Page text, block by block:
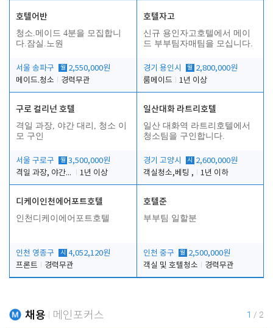
호텔어반
청소.메이드 4분을 모집합니
다.잠실.노원
서울 송파구 월 2,550,000원
메이드.청소
경력무관
호텔자고
신규 용인자고호텔에서 메이
드 부부팀자매팀을 모십니다.
경기 용인시 월 2,800,000원
룸메이드
1년 이상
구로 컬리넌 호텔
격일 과장, 야간 대리, 청소 이
모 구인
서울 구로구 월 3,500,000원
격일 과장, 야간 대리, 청소 이모
1년 이상
일산대화 라트리호텔
일산 대화역 라트리호텔에서
청소팀을 구인합니다.
경기 고양시 시
2,600,000원
객실청소,베팅 ,
1년 이하
디케이인천에어포트호텔
인천디케이에어포트호텔
인천 영종구 시 4,052,120원
프론트
경력무관
호텔준
부부팀 일할분
인천 중구 월 2,500,000원
객실 및 호텔청소
경력무관
채용 메인포커스 1 / 2